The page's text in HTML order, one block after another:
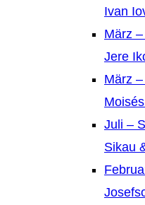
Ivan
März
Jere
März
Juli –
Sikau